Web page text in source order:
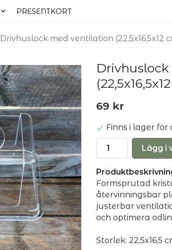
PRESENTKORT
Drivhuslock med ventilation (22,5x16,5x12
69 kr
Finns i lager
Lägg i
Formsprutad
återvinningsbar
justerbar
och optimera
Storlek: 22,5x16,5